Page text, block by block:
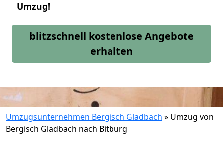
Umzug!
blitzschnell kostenlose Angebote
erhalten
Umzugsunternehmen Bergisch Gladbach » Umzug von
Bergisch Gladbach nach Bitburg